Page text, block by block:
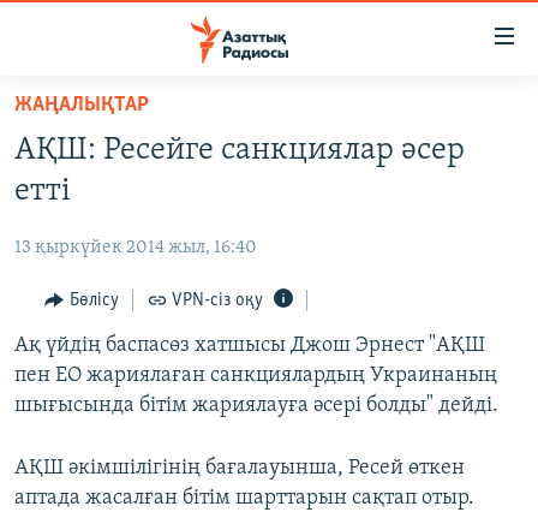
Skip
main
content
to
Navigation
Skip
to
Search
САЯСАТ
ҚАҢТАР ОҚИҒАСЫ
АДАМ ҚҰҚЫҚТАРЫ
ӘЛЕУМЕТ
ӘЛЕМ
Русский
ЖАҢАЛЫҚТАР
АҚШ: Ресейге санкциялар әсер
етті
13 қыркүйек 2014 жыл, 16:40
Бөлісу VPN-сіз оқу
Ақ үйдің баспасөз хатшысы Джош Эрнест "АҚШ
пен ЕО жариялаған санкциялардың Украинаның
шығысында бітім жариялауға әсері болды" дейді.
АҚШ әкімшілігінің бағалауынша, Ресей өткен
аптада жасалған бітім шарттарын сақтап отыр.